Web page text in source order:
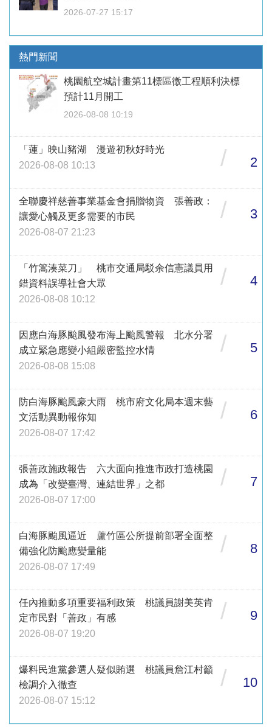
2026-07-27 15:17
熱門新聞
桃園航空城計畫第11標區徵工程順利決標
預計11月開工
2026-08-08 10:19
「蓮」映山豬湖 漫遊初秋好時光
2026-08-08 10:13
/ 2
全聯慶祥慈善事業基金會捐贈物資 張善政：
讓愛心觸及更多需要的市民
2026-08-07 21:23
/ 3
「竹篙湊菜刀」 桃市交通局駁余信憲議員用
錯資料誤導社會大眾
2026-08-08 10:12
/ 4
因應白海豚颱風發布海上颱風警報 北水分署
成立緊急應變小組嚴密監控水情
2026-08-08 15:08
/ 5
防白海豚颱風豪大雨 桃市府文化局本週末藝
文活動異動報你知
2026-08-07 17:42
/ 6
張善政施政報告 六大面向推進市政打造桃園
成為「改變臺灣、連結世界」之都
2026-08-07 17:00
/ 7
白海豚颱風逼近 蘆竹區公所提前部署全面整
備強化防颱應變量能
2026-08-07 17:49
/ 8
任內推動多項重要福利政策 桃議員謝美英肯
定市民對「善政」有感
2026-08-07 19:20
/ 9
爆料民進黨參選人疑似賄選 桃議員詹江村籲
檢調介入徹查
2026-08-07 15:12
/ 10